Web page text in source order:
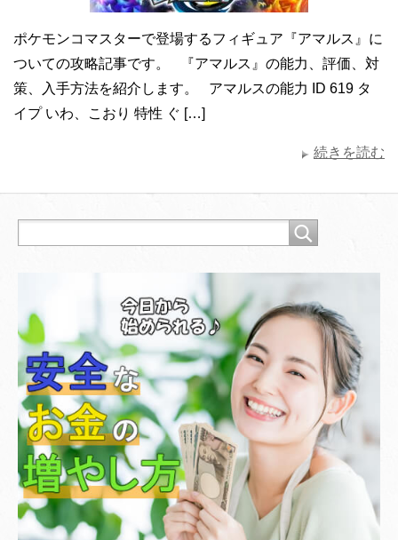
ポケモンコマスターで登場するフィギュア『アマルス』に
ついての攻略記事です。 『アマルス』の能力、評価、対
策、入手方法を紹介します。 アマルスの能力 ID 619 タ
イプ いわ、こおり 特性 ぐ […]
続きを読む